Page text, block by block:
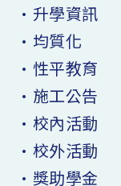
•升學資訊
•均質化
•性平教育
•施工公告
•校內活動
•校外活動
•獎助學金